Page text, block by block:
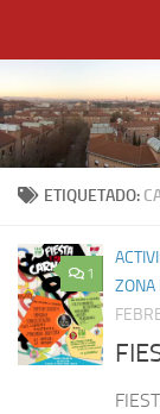
ETIQUETADO:
1
ZONA